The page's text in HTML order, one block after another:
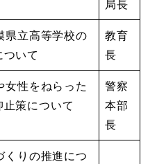
局長
立高等学校の
いて
教育
長
性をねらった
策について
警察
本部
長
りの推進につ